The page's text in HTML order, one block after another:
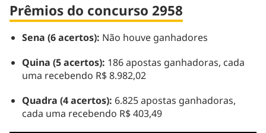
Prêmios do concurso 2958
Sena (6 acertos): Não houve ganhadores
Quina (5 acertos): 186 apostas ganhadoras, cada
uma recebendo R$ 8.982,02
Quadra (4 acertos): 6.825 apostas ganhadoras,
cada uma recebendo R$ 403,49